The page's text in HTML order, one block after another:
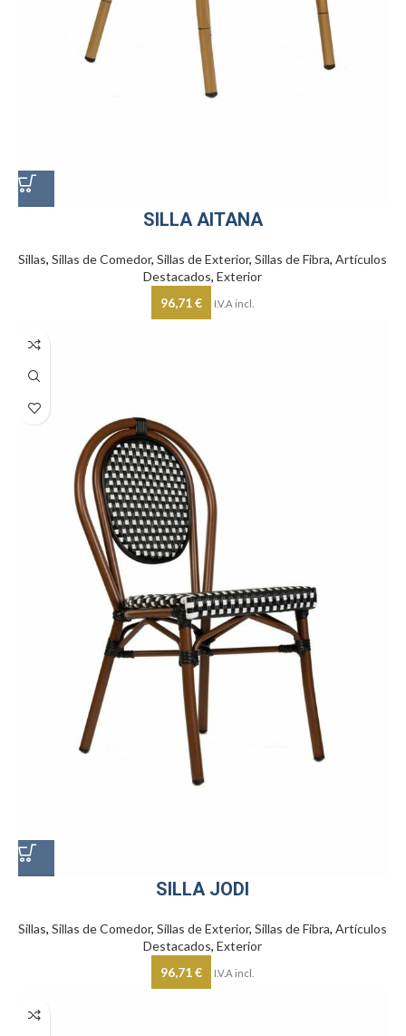
SILLA AITANA
Sillas,Sillas de Comedor,Sillas de Exterior,Sillas de Fibra,Artículos
Destacados,Exterior
96,71€ I.V.A incl.
SILLA JODI
Sillas,Sillas de Comedor,Sillas de Exterior,Sillas de Fibra,Artículos
Destacados,Exterior
96,71€ I.V.A incl.